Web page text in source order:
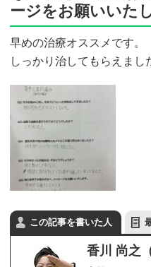
ージをお願いいた
早めの治療オススメです。
しっかり治してもらえまし
この記事を書いた人
香川 尚之